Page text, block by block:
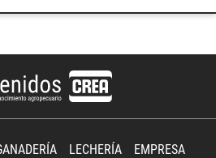
LECHERÍA
EMPRESA